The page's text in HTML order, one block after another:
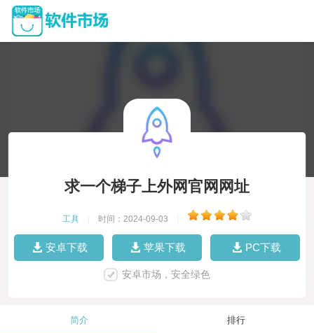
求一个梯子上外网官网网址
工具 时间：2024-09-03
安卓下载 苹果下载 PC下载
安卓市场，安全绿色
简介 排行